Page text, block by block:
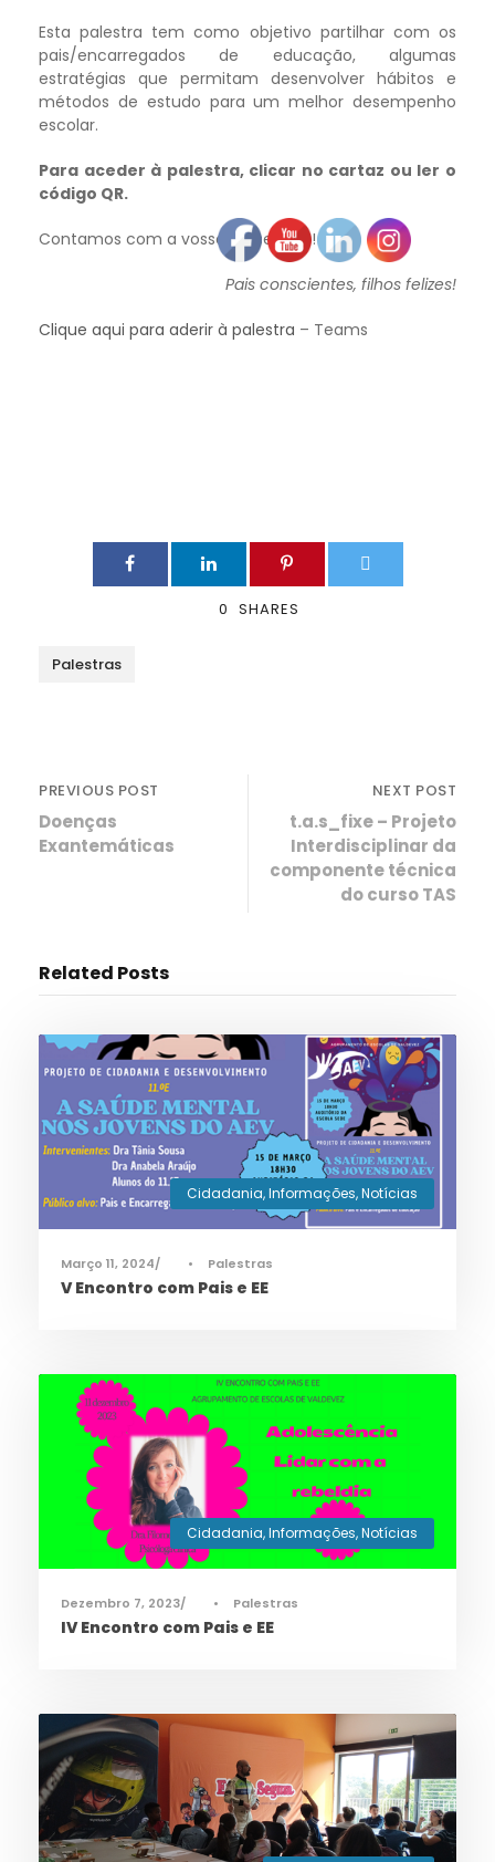
Esta palestra tem como objetivo partilhar com os
pais/encarregados de educação, algumas
estratégias que permitam desenvolver hábitos e
métodos de estudo para um melhor desempenho
escolar.
Para aceder à palestra, clicar no cartaz ou ler o
código QR.
Contamos com a vossa presença!!!
Pais conscientes, filhos felizes!
Clique aqui para aderir à palestra – Teams
0 SHARES
Palestras
PREVIOUS POST
Doenças
Exantemáticas
NEXT POST
t.a.s_fixe – Projeto
Interdisciplinar da
componente técnica
do curso TAS
Related Posts
Cidadania,Informações,Notícias
Março 11, 2024 • Palestras
V Encontro com Pais e EE
Cidadania,Informações,Notícias
Dezembro 7, 2023 • Palestras
IV Encontro com Pais e EE